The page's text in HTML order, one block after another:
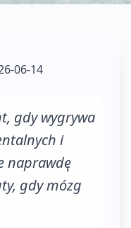
06-14
gdy wygrywa
i
naprawdę
gdy mózg